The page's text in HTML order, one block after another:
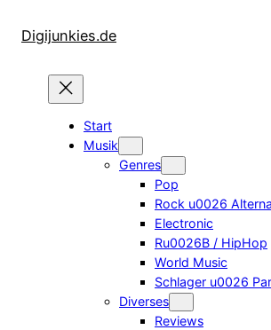
InhaltDigijunkies.de
Start
Musik
Genres
Pop
Rock u0026
Electronic
Ru0026B / HipHop
World Music
Schlager u0026
Diverses
Reviews